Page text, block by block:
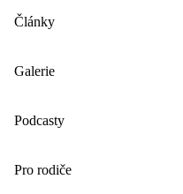
Články
Galerie
Podcasty
Pro rodiče